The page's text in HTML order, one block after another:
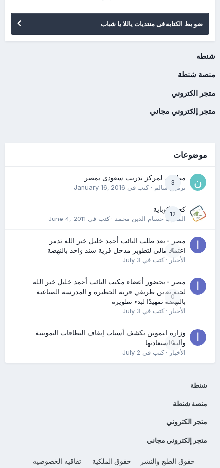
ضوابط الكتابه فى منتديات ياللا يا شباب
شنطة
منصة شنطة
متجر الكتروني
متجر إلكتروني مجاني
موضوعات
3
مطلوب لمركز تدريب سعودى بمصر
نرمين سالم· كتب في January 16, 2016
12
كعب كوباية
المدرب حسام الدين محمد· كتب في June 4, 2011
0
مصر - بعد طلب النائب أحمد خليل خير الله تدبير
اعتماد مالي لتطوير مدخل قرية سند واحد بالنهضة
الأخبار· كتب في July 3
0
مصر - بحضور أعضاء مكتب النائب أحمد خليل خير الله
لجنة تعاين طريقي قرية الحظيرة و المدرسة الصناعية
بالنهضة تمهيدًا لبدء تطويره
الأخبار· كتب في July 3
0
وزارة التموين تكشف أسباب إيقاف البطاقات التموينية
وآلية استعادتها
الأخبار· كتب في July 2
شنطة
منصة شنطة
متجر الكتروني
متجر إلكتروني مجاني
حقوق الطبع والنشر حقوق الملكية
اتفاقيه الخصوصيه